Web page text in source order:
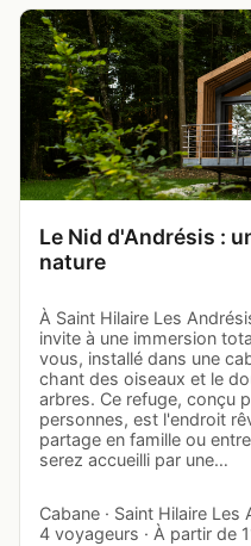
Le Nid d'Andrésis :
nature
À Saint Hilaire Les
invite à une immersion
vous, installé dans une
chant des oiseaux et le
arbres. Ce refuge, conçu
personnes, est l'endroit
partage en famille ou
serez accueilli par une…
Cabane · Saint Hilaire Les
4 voyageurs · À partir de